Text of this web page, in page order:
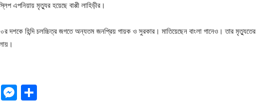
এপনিয়ায় মৃত্যুর হয়েছে বাপ্পী লাহিড়ীর।
দশকে হিন্দি চলচ্চিত্র জগতে অন্যতম জনপ্রিয় গায়ক ও সুরকার। মাতিয়েছেন বাংলা গানেও। তার মৃত্যুতের
GmailMessenger